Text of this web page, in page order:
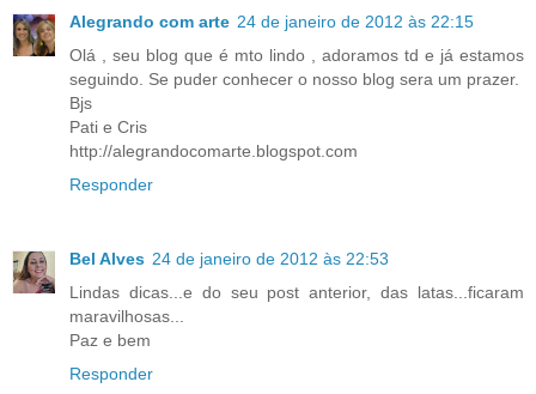
Alegrando com arte 24 de janeiro de 2012 às 22:15
Olá , seu blog que é mto lindo , adoramos td e já estamos
seguindo. Se puder conhecer o nosso blog sera um prazer.
Bjs
Pati e Cris
http://alegrandocomarte.blogspot.com
Responder
Bel Alves 24 de janeiro de 2012 às 22:53
Lindas dicas...e do seu post anterior, das latas...ficaram
maravilhosas...
Paz e bem
Responder